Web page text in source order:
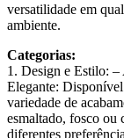
versatilidade em
ambiente.
Categorias:
1. Design e Estilo: –
Elegante:
variedade de
esmaltado, fosco ou
diferentes